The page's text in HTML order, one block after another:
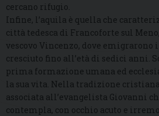
cercano rifugio.
Infine, l’aquila è quella che
città tedesca di Francoforte sul
vescovo Vincenzo, dove emigrarono
cresciuto fino all’età di sedici anni.
prima formazione umana ed
la sua vita. Nella tradizione
associata all’evangelista Giovanni
contempla, con occhio acuto e